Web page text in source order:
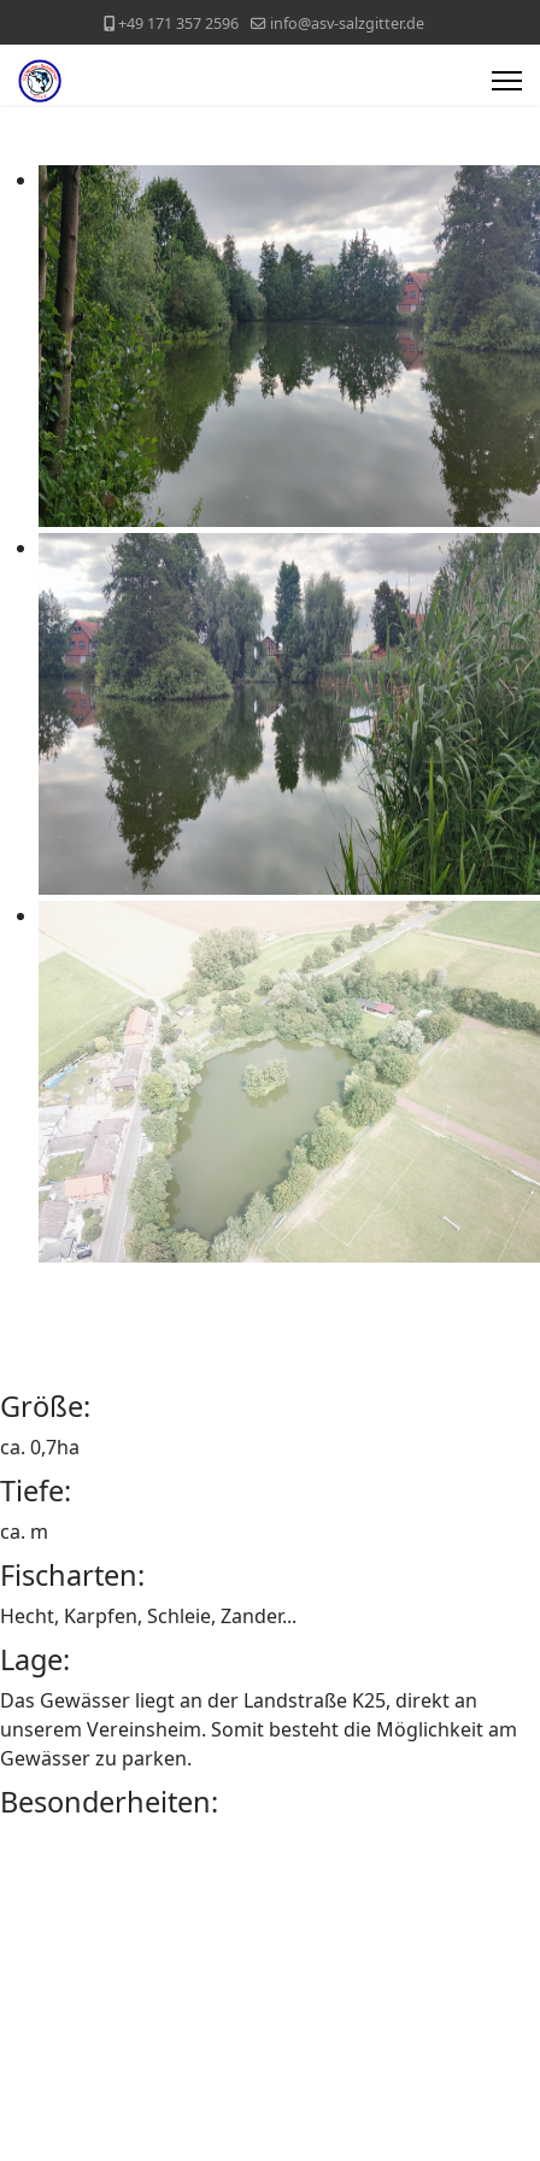
+49 171 357 2596 info@asv-salzgitter.de
Größe:
ca. 0,7ha
Tiefe:
ca. m
Fischarten:
Hecht, Karpfen, Schleie, Zander...
Lage:
Das Gewässer liegt an der Landstraße K25, direkt an
unserem Vereinsheim. Somit besteht die Möglichkeit am
Gewässer zu parken.
Besonderheiten: